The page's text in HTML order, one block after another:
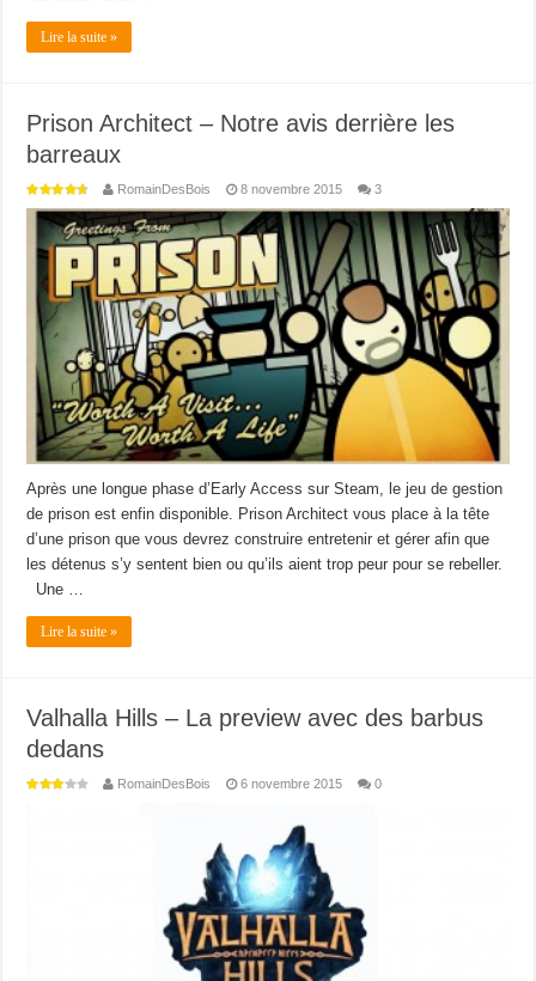
Lire la suite »
Prison Architect – Notre avis derrière les
barreaux
RomainDesBois 8 novembre 2015 3
Après une longue phase d’Early Access sur Steam, le jeu de gestion
de prison est enfin disponible. Prison Architect vous place à la tête
d’une prison que vous devrez construire entretenir et gérer afin que
les détenus s’y sentent bien ou qu’ils aient trop peur pour se rebeller.
Une …
Lire la suite »
Valhalla Hills – La preview avec des barbus
dedans
RomainDesBois 6 novembre 2015 0